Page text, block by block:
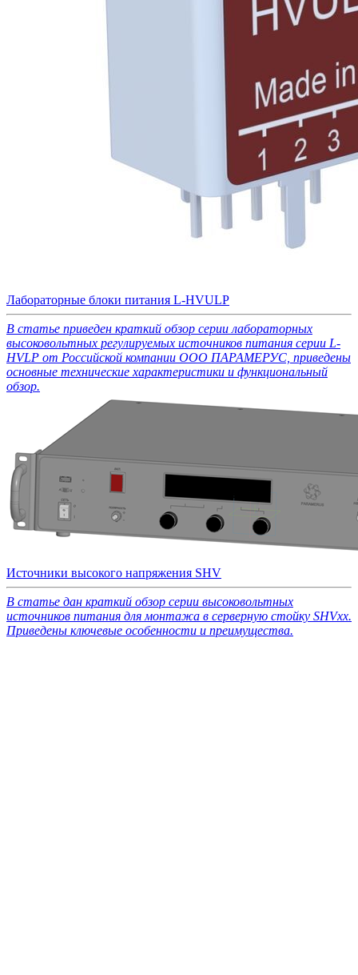
Лабораторные блоки питания L-HVULP
В статье приведен краткий обзор серии лабораторных
высоковольтных регулируемых источников питания серии L-
HVLP от Российской компании ООО ПАРАМЕРУС, приведены
основные технические характеристики и функциональный
обзор.
Источники высокого напряжения SHV
В статье дан краткий обзор серии высоковольтных
источников питания для монтажа в серверную стойку SHVxx.
Приведены ключевые особенности и преимущества.